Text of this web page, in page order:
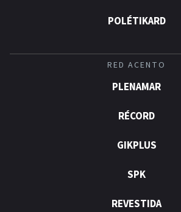
POLÉTIKARD
RED ACENTO
PLENAMAR
RÉCORD
GIKPLUS
SPK
REVESTIDA